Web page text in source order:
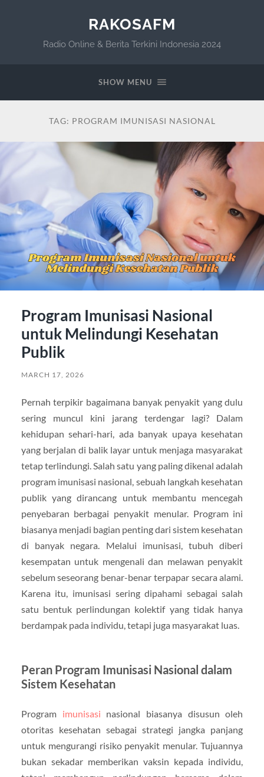
RAKOSAFM
Radio Online & Berita Terkini Indonesia 2024
SHOW MENU
TAG: PROGRAM IMUNISASI NASIONAL
Program Imunisasi Nasional
untuk Melindungi Kesehatan
Publik
MARCH 17, 2026
Pernah terpikir bagaimana banyak penyakit yang dulu
sering muncul kini jarang terdengar lagi? Dalam
kehidupan sehari-hari, ada banyak upaya kesehatan
yang berjalan di balik layar untuk menjaga masyarakat
tetap terlindungi. Salah satu yang paling dikenal adalah
program imunisasi nasional, sebuah langkah kesehatan
publik yang dirancang untuk membantu mencegah
penyebaran berbagai penyakit menular. Program ini
biasanya menjadi bagian penting dari sistem kesehatan
di banyak negara. Melalui imunisasi, tubuh diberi
kesempatan untuk mengenali dan melawan penyakit
sebelum seseorang benar-benar terpapar secara alami.
Karena itu, imunisasi sering dipahami sebagai salah
satu bentuk perlindungan kolektif yang tidak hanya
berdampak pada individu, tetapi juga masyarakat luas.
Peran Program Imunisasi Nasional dalam
Sistem Kesehatan
Program imunisasi nasional biasanya disusun oleh
otoritas kesehatan sebagai strategi jangka panjang
untuk mengurangi risiko penyakit menular. Tujuannya
bukan sekadar memberikan vaksin kepada individu,